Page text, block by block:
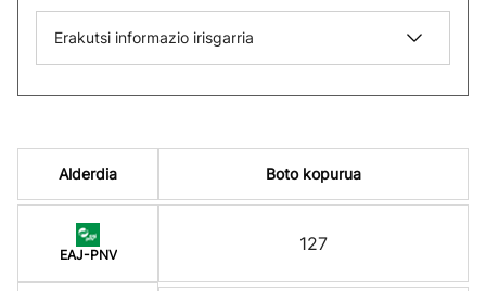
Erakutsi informazio irisgarria
Alderdia
EAJ-PNV
Boto kopurua
127